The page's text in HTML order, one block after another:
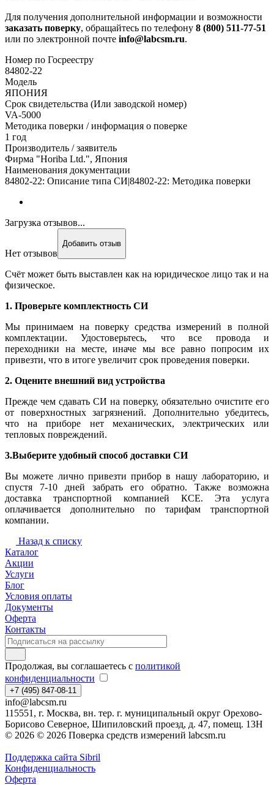
Для получения дополнительной информации и возможности
заказать поверку, обращайтесь по телефону 8 (800) 511-77-51
или по электронной почте info@labcsm.ru.
Номер по Госреестру
84802-22
Модель
ЯПОНИЯ
Срок свидетельства (Или заводской номер)
VA-5000
Методика поверки / информация о поверке
1 год
Производитель / заявитель
Фирма "Horiba Ltd.", Япония
Наименования документации
84802-22: Описание типа СИ|84802-22: Методика поверки
Загрузка отзывов...
Нет отзывов
Добавить отзыв
Счёт может быть выставлен как на юридическое лицо так и на
физическое.
1. Проверьте комплектность СИ
Мы принимаем на поверку средства измерений в полной
комплектации. Удостоверьтесь, что все провода и
переходники на месте, иначе мы все равно попросим их
привезти, что в итоге увеличит срок проведения поверки.
2. Оцените внешний вид устройства
Прежде чем сдавать СИ на поверку, обязательно очистите его
от поверхностных загрязнений. Дополнительно убедитесь,
что на приборе нет механических, электрических или
тепловых повреждений.
3.Выберите удобный способ доставки СИ
Вы можете лично привезти прибор в нашу лабораторию, и
спустя 7-10 дней забрать его обратно. Также возможна
доставка транспортной компанией КСЕ. Эта услуга
оплачивается дополнительно по тарифам транспортной
компании.
Назад к списку
Каталог
Акции
Услуги
Блог
Условия оплаты
Документы
Оферта
Контакты
Продолжая, вы соглашаетесь с политикой
конфиденциальности
+7 (495) 847-08-11
info@labcsm.ru
115551, г. Москва, вн. тер. г. муниципальный округ Орехово-
Борисово Северное, Шипиловский проезд, д. 47, помещ. 13Н
© 2026 © 2026 Поверка средств измерений labcsm.ru
Поддержка сайта Sibril
Конфиденциальность
Оферта